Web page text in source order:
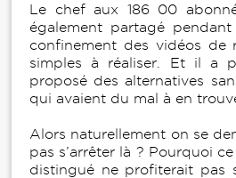
Le chef aux 186 00
également partagé
confinement des vidéos de
simples à réaliser. Et il a
proposé des alternatives
qui avaient du mal à en
Alors naturellement on se
pas s’arrêter là ? Pourquoi
distingué ne profiterait pas